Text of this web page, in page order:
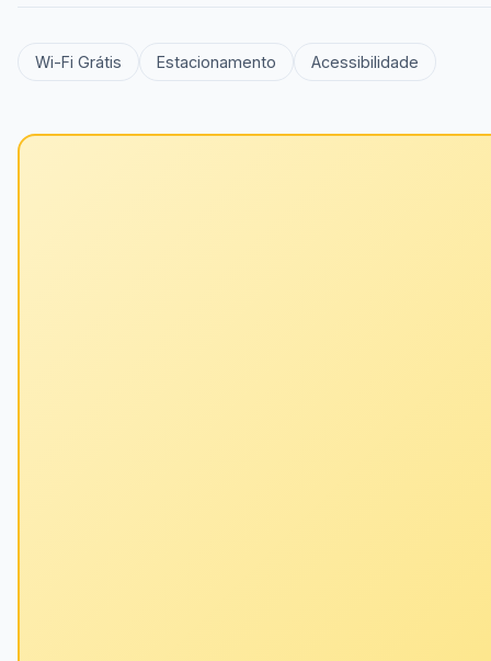
Wi-Fi Grátis Estacionamento Acessibilidade